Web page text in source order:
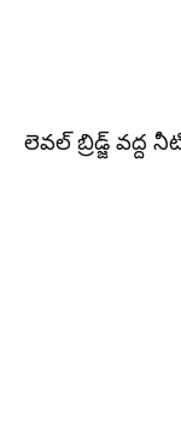
లెవల్ బ్రిడ్జ్ వద్ద